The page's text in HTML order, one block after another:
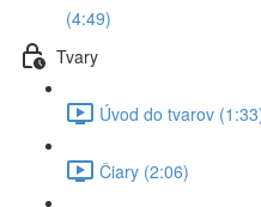
(4:49)
Tvary
Úvod do tvarov
Čiary (2:06)